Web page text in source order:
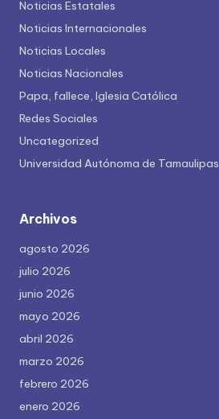
Noticias Estatales
Noticias Internacionales
Noticias Locales
Noticias Nacionales
Papa, fallece, Iglesia Católica
Redes Sociales
Uncategorized
Universidad Autónoma de Tamaulipas
Archivos
agosto 2026
julio 2026
junio 2026
mayo 2026
abril 2026
marzo 2026
febrero 2026
enero 2026